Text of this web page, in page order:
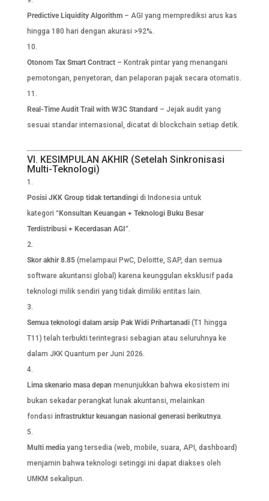
Predictive Liquidity Algorithm– AGI yang memprediksi arus kas
hingga 180 hari dengan akurasi >92%.
Otonom Tax Smart Contract– Kontrak pintar yang menangani
pemotongan, penyetoran, dan pelaporan pajak secara otomatis.
Real-Time Audit Trail with W3C Standard – Jejak audit yang
sesuai standar internasional, dicatat di blockchain setiap detik.
VI. KESIMPULAN AKHIR (Setelah Sinkronisasi
Multi-Teknologi)
Posisi JKK Group tidak tertandingidi Indonesia untuk
kategori “Konsultan Keuangan + Teknologi Buku Besar
Terdistribusi + Kecerdasan AGI”.
Skor akhir 8.85(melampaui PwC, Deloitte, SAP, dan semua
software akuntansi global) karena keunggulan eksklusif pada
teknologi milik sendiri yang tidak dimiliki entitas lain.
Semua teknologi dalam arsip Pak Widi Prihartanadi(T1 hingga
T11) telah terbukti terintegrasi sebagian atau seluruhnya ke
dalam JKK Quantum per Juni 2026.
Lima skenario masa depan menunjukkan bahwa ekosistem ini
bukan sekadar perangkat lunak akuntansi, melainkan
fondasi infrastruktur keuangan nasional generasi berikutnya.
Multi mediayang tersedia (web, mobile, suara, API, dashboard)
menjamin bahwa teknologi setinggi ini dapat diakses oleh
UMKM sekalipun.